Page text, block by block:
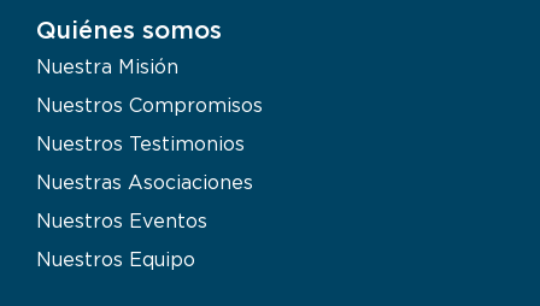
Quiénes somos
Nuestra Misión
Nuestros Compromisos
Nuestros Testimonios
Nuestras Asociaciones
Nuestros Eventos
Nuestros Equipo